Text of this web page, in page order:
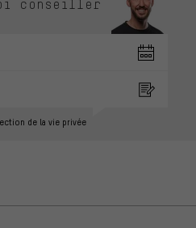
conseiller
de la vie privée